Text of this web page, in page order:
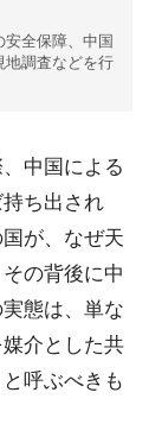
全保障、中国
調査などを行
中国による
ち出され
が、なぜ天
の背後に中
態は、単な
介とした共
呼ぶべきも